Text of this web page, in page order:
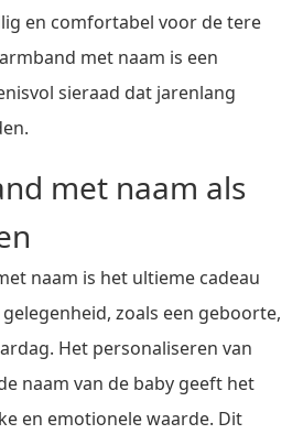
en comfortabel voor de tere
met naam is een
sieraad dat jarenlang
met naam als
naam is het ultieme cadeau
zoals een geboorte,
Het personaliseren van
naam van de baby geeft het
en emotionele waarde. Dit